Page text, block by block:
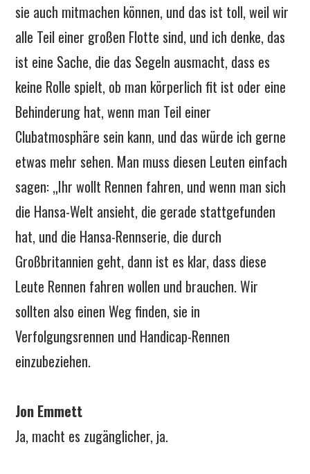
sie auch mitmachen können, und das ist toll, weil wir
alle Teil einer großen Flotte sind, und ich denke, das
ist eine Sache, die das Segeln ausmacht, dass es
keine Rolle spielt, ob man körperlich fit ist oder eine
Behinderung hat, wenn man Teil einer
Clubatmosphäre sein kann, und das würde ich gerne
etwas mehr sehen. Man muss diesen Leuten einfach
sagen: „Ihr wollt Rennen fahren, und wenn man sich
die Hansa-Welt ansieht, die gerade stattgefunden
hat, und die Hansa-Rennserie, die durch
Großbritannien geht, dann ist es klar, dass diese
Leute Rennen fahren wollen und brauchen. Wir
sollten also einen Weg finden, sie in
Verfolgungsrennen und Handicap-Rennen
einzubeziehen.
Jon Emmett
Ja, macht es zugänglicher, ja.